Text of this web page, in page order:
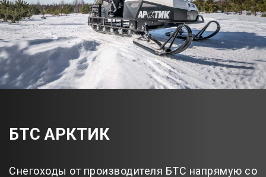
БТС АРКТИК
Снегоходы от производителя БТС напрямую со